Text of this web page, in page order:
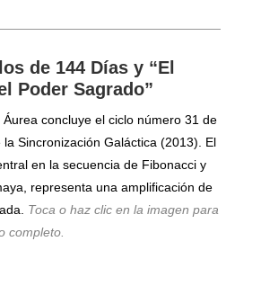
de 144 Días y “El
Poder Sagrado”
concluye el ciclo número 31 de
Sincronización Galáctica (2013). El
en la secuencia de Fibonacci y
representa una amplificación de
Toca o haz clic en la imagen para
completo.